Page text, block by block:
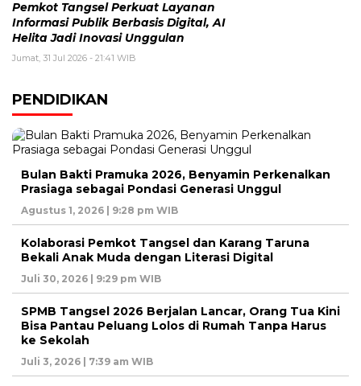
Pemkot Tangsel Perkuat Layanan
Informasi Publik Berbasis Digital, AI
Helita Jadi Inovasi Unggulan
Jumat, 31 Jul 2026 - 21:41 WIB
PENDIDIKAN
Bulan Bakti Pramuka 2026, Benyamin Perkenalkan
Prasiaga sebagai Pondasi Generasi Unggul
Agustus 1, 2026 | 9:28 pm WIB
Kolaborasi Pemkot Tangsel dan Karang Taruna
Bekali Anak Muda dengan Literasi Digital
Juli 30, 2026 | 9:29 pm WIB
SPMB Tangsel 2026 Berjalan Lancar, Orang Tua Kini
Bisa Pantau Peluang Lolos di Rumah Tanpa Harus
ke Sekolah
Juli 3, 2026 | 7:39 am WIB